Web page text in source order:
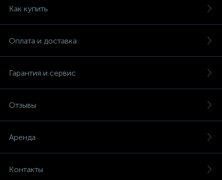
Как купить
Оплата и доставка
Гарантия и сервис
Отзывы
Аренда
Контакты